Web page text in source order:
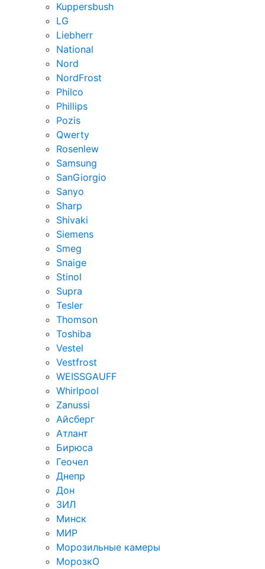
Kuppersbush
LG
Liebherr
National
Nord
NordFrost
Philco
Phillips
Pozis
Qwerty
Rosenlew
Samsung
SanGiorgio
Sanyo
Sharp
Shivaki
Siemens
Smeg
Snaige
Stinol
Supra
Tesler
Thomson
Toshiba
Vestel
Vestfrost
WEISSGAUFF
Whirlpool
Zanussi
Айсберг
Атлант
Бирюса
Геочел
Днепр
Дон
ЗИЛ
Минск
МИР
Морозильные камеры
МорозкО